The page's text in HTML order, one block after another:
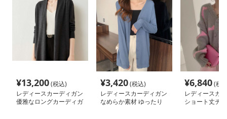
¥13,200(税込)
レディースカーディガン
優雅なロングカーディガ
¥3,420(税込)
レディースカーディガン
なめらか素材 ゆったり
¥6,840(税
レディースカ
ショート丈チ